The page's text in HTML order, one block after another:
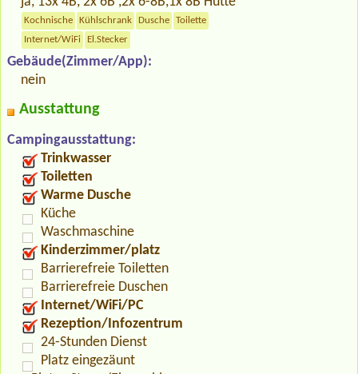
Kochnische Kühlschrank Dusche
Toilette
Internet/WiFi
El.Stecker
Gebäude(Zimmer/App):
nein
Ausstattung
Campingausstattung:
Trinkwasser
Toiletten
Warme Dusche
Küche
Waschmaschine
Kinderzimmer/platz
Barrierefreie Toiletten
Barrierefreie Duschen
Internet/WiFi/PC
Rezeption/Infozentrum
24-Stunden Dienst
Platz eingezäunt